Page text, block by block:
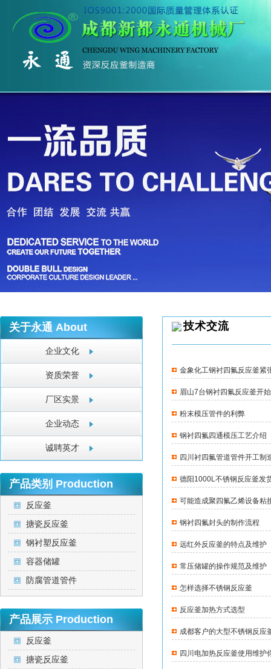
技术交流
金象化工钢衬四氟反应釜紧
眉山7台钢衬四氟反应釜开
粉末模压管件的利弊
钢衬四氟四通模压工艺介绍
四川衬四氟管道管件开工制
德阳1000L不锈钢反应釜发
可能造成聚四氟乙烯设备粘
钢衬四氟封头的制作流程
远红外反应釜的特点及维护
常压储罐的操作规范及维护
怎样选择不锈钢反应釜
反应釜加热方式选型
成都客户的大型不锈钢反应
四川电加热反应釜使用维护
关于永通 About
企业文化
资质荣誉
厂区实景
企业动态
诚聘英才
产品类别 Production
反应釜
搪瓷反应釜
钢衬塑反应釜
容器储罐
防腐管道管件
产品展示 Production
反应釜
搪瓷反应釜